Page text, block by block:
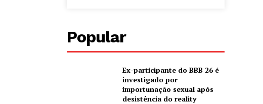
Popular
Ex-participante do BBB 26 é
investigado por
importunação sexual após
desistência do reality